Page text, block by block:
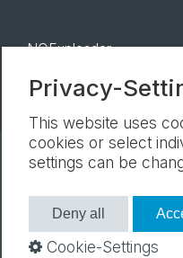
NOEuploader
Cookie-Instellingen
Privacy-
This website uses
cookies or select
settings can be
Deny all
Cookie-Settings